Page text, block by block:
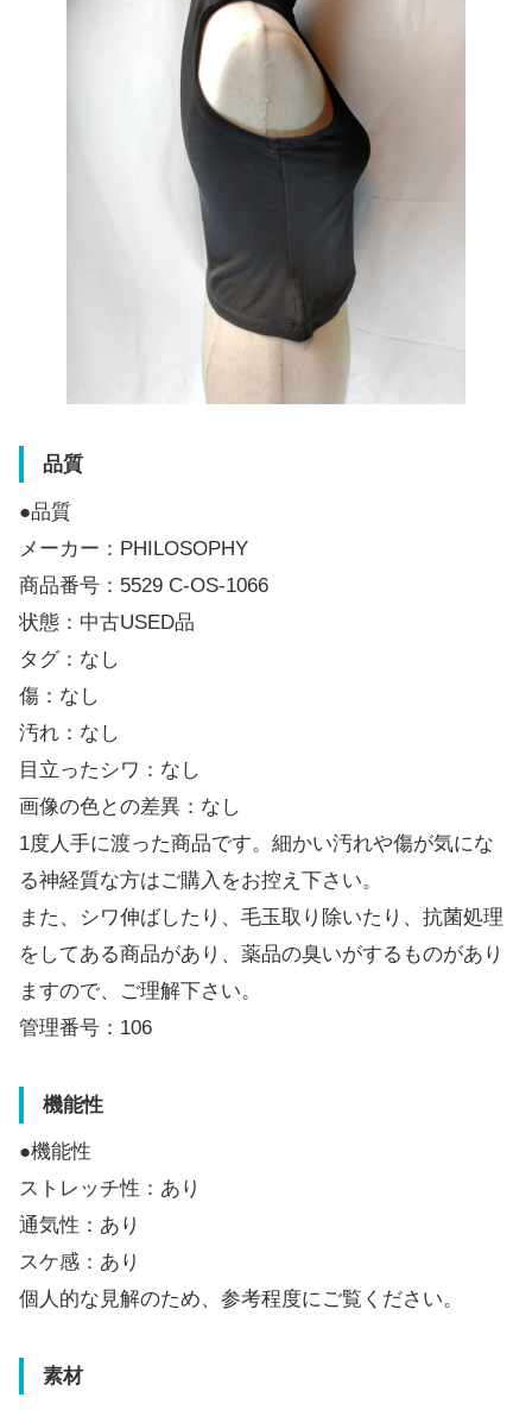
品質
●品質
メーカー：PHILOSOPHY
商品番号：5529 C-OS-1066
状態：中古USED品
タグ：なし
傷：なし
汚れ：なし
目立ったシワ：なし
画像の色との差異：なし
1度人手に渡った商品です。細かい汚れや傷が気にな
る神経質な方はご購入をお控え下さい。
また、シワ伸ばしたり、毛玉取り除いたり、抗菌処理
をしてある商品があり、薬品の臭いがするものがあり
ますので、ご理解下さい。
管理番号：106
機能性
●機能性
ストレッチ性：あり
通気性：あり
スケ感：あり
個人的な見解のため、参考程度にご覧ください。
素材